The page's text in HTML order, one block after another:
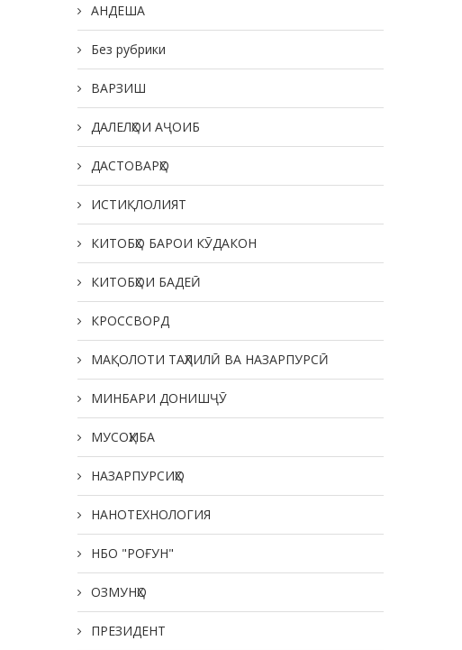
АНДЕША
Без рубрики
ВАРЗИШ
ДАЛЕЛҲОИ АҶОИБ
ДАСТОВАРҲО
ИСТИҚЛОЛИЯТ
КИТОБҲО БАРОИ КӮДАКОН
КИТОБҲОИ БАДЕӢ
КРОССВОРД
МАҚОЛОТИ ТАҲЛИЛӢ ВА НАЗАРПУРСӢ
МИНБАРИ ДОНИШҶӮ
МУСОҲИБА
НАЗАРПУРСИҲО
НАНОТЕХНОЛОГИЯ
НБО "РОҒУН"
ОЗМУНҲО
ПРЕЗИДЕНТ